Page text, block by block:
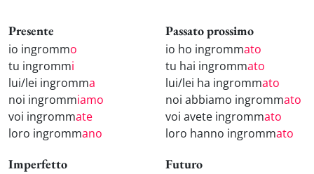
Presente
io ingrommo
tu ingrommi
lui/lei ingromma
noi ingrommiamo
voi ingrommate
loro ingrommano
Passato prossimo
io ho ingrommato
tu hai ingrommato
lui/lei ha ingrommato
noi abbiamo ingrommato
voi avete ingrommato
loro hanno ingrommato
Imperfetto Futuro